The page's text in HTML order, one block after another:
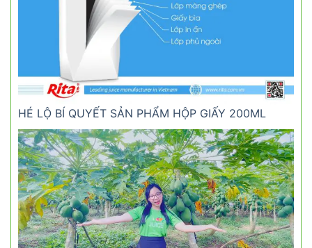
HÉ LỘ BÍ QUYẾT SẢN PHẨM HỘP GIẤY 200ML